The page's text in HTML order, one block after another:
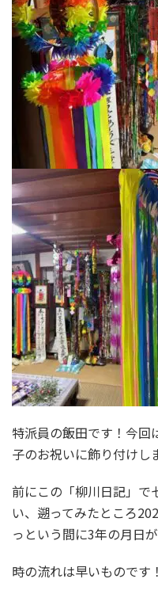
特派員の飯田です！今回
子のお祝いに飾り付けし
前にこの「柳川日記」で
い、遡ってみたところ
っという間に3年の月日
時の流れは早いものです！